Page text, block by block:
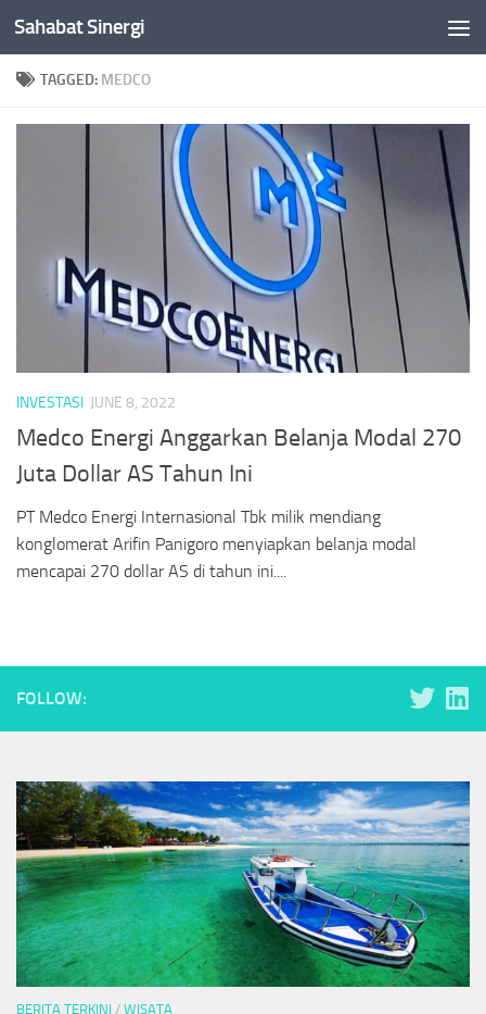
Skip to content
Sahabat Sinergi
TAGGED: MEDCO
INVESTASI JUNE 8, 2022
Medco Energi Anggarkan Belanja Modal 270
Juta Dollar AS Tahun Ini
PT Medco Energi Internasional Tbk milik mendiang
konglomerat Arifin Panigoro menyiapkan belanja modal
mencapai 270 dollar AS di tahun ini....
FOLLOW:
BERITA TERKINI / WISATA